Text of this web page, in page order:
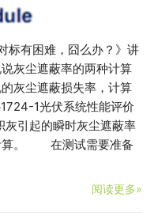
有困难，囧么办？》讲
灰尘遮蔽率的两种计算
灰尘遮蔽损失率，计算
1光伏系统性能评价
引起的瞬时灰尘遮蔽率
算。 在测试需要准备
阅读更多»